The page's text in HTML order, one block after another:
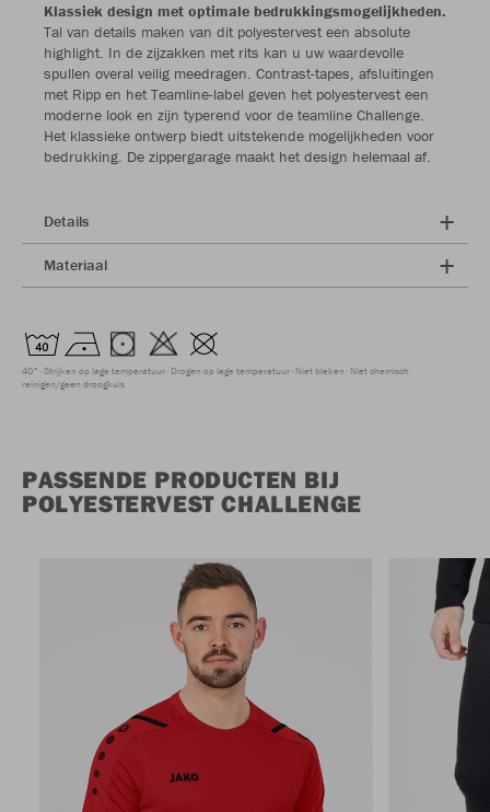
Klassiek design met optimale bedrukkingsmogelijkheden.
Tal van details maken van dit polyestervest een absolute
highlight. In de zijzakken met rits kan u uw waardevolle
spullen overal veilig meedragen. Contrast-tapes, afsluitingen
met Ripp en het Teamline-label geven het polyestervest een
moderne look en zijn typerend voor de teamline Challenge.
Het klassieke ontwerp biedt uitstekende mogelijkheden voor
bedrukking. De zippergarage maakt het design helemaal af.
Details
Materiaal
40° Strijken op lage temperatuur Drogen op lage temperatuur Niet bleken Niet chemisch
reinigen/geen droogkuis
PASSENDE PRODUCTEN BIJ
POLYESTERVEST CHALLENGE